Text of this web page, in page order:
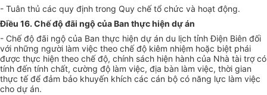
- Tuân thủ các quy định trong Quy chế tổ chức và hoạt động.
Điều 16. Chế độ đãi ngộ của Ban thực hiện dự án
- Chế độ đãi ngộ của Ban thực hiện dự án du lịch tỉnh Điện Biên đối
với những người làm việc theo chế độ kiêm nhiệm hoặc biệt phái
được thực hiện theo chế độ, chính sách hiện hành của Nhà tài trợ có
tính đến tính chất, cường độ làm việc, địa bàn làm việc, thời gian
thực tế để đảm bảo khuyến khích các cán bộ có năng lực làm việc
cho dự án.